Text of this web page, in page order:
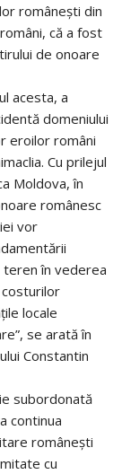
românești din
că a fost
de onoare
acesta, a
domeniului
eroilor români
Cu prilejul
Moldova, în
românesc
vor
în vederea
locale
se arată în
Constantin
subordonată
continua
românești
cu